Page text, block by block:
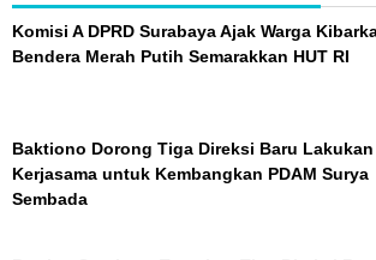
Komisi A DPRD Surabaya Ajak Warga
Bendera Merah Putih Semarakkan HUT RI
Baktiono Dorong Tiga Direksi Baru Lakukan
Kerjasama untuk Kembangkan PDAM Surya
Sembada